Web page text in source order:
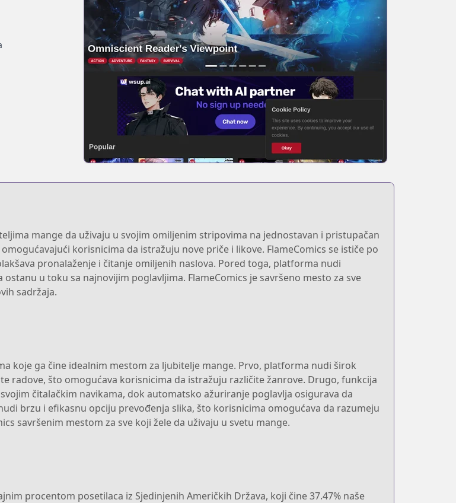
mange da uživaju u svojim omiljenim stripovima na jednostavan i pristupačan
korisnicima da istražuju nove priče i likove. FlameComics se ističe po
pronalaženje i čitanje omiljenih naslova. Pored toga, platforma nudi
u toku sa najnovijim poglavljima. FlameComics je savršeno mesto za sve
sadržaja.
koje ga čine idealnim mestom za ljubitelje mange. Prvo, platforma nudi širok
radove, što omogućava korisnicima da istražuju različite žanrove. Drugo, funkcija
čitalačkim navikama, dok automatsko ažuriranje poglavlja osigurava da
brzu i efikasnu opciju prevođenja slika, što korisnicima omogućava da razumeju
savršenim mestom za sve koji žele da uživaju u svetu mange.
procentom posetilaca iz Sjedinjenih Američkih Država, koji čine 37.47% naše